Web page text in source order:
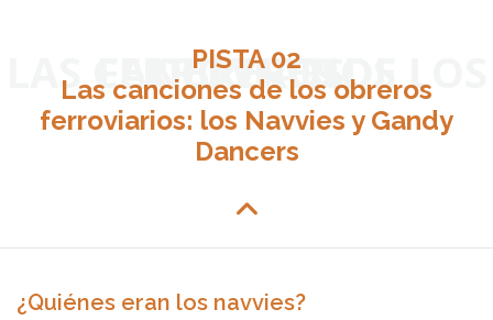
LAS CANCIONES DE LOS OBREROS FERROVIARIOS
PISTA 02
Las canciones de los obreros
ferroviarios: los Navvies y Gandy
Dancers
¿Quiénes eran los navvies?